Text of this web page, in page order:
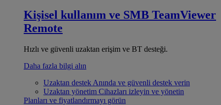
Kişisel kullanım ve SMB TeamViewer
Remote
Hızlı ve güvenli uzaktan erişim ve BT desteği.
Daha fazla bilgi alın
Uzaktan destek Anında ve güvenli destek verin
Uzaktan yönetim Cihazları izleyin ve yönetin
Planları ve fiyatlandırmayı görün